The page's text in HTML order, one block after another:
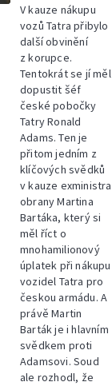
V kauze nákupu
vozů Tatra přibylo
další obvinění
z korupce.
Tentokrát se jí měl
dopustit šéf
české pobočky
Tatry Ronald
Adams. Ten je
přitom jedním z
klíčových svědků
v kauze exministra
obrany Martina
Bartáka, který si
měl říct o
mnohamilionový
úplatek při nákupu
vozidel Tatra pro
českou armádu. A
právě Martin
Barták je i hlavním
svědkem proti
Adamsovi. Soud
ale rozhodl, že